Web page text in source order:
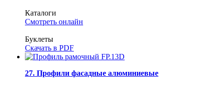
Каталоги
Смотреть онлайн
Буклеты
Скачать в PDF
27. Профили фасадные алюминиевые